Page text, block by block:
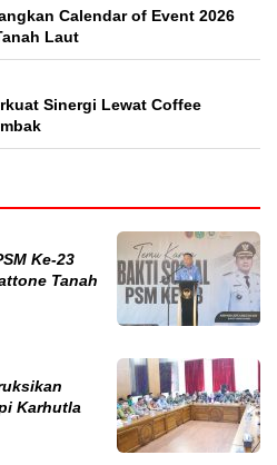
Calendar of Event 2026
Laut
Sinergi Lewat Coffee
Ke-23
Tanah
Karhutla